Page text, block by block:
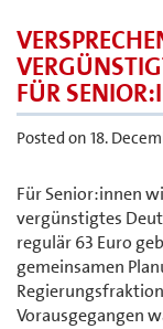
FÜR
Posted on 18.
Für Senior:innen
vergünstigtes
regulär 63 Euro
gemeinsamen
Vorausgegangen